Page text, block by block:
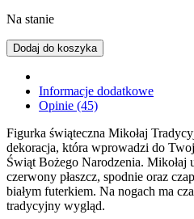
Na stanie
Dodaj do koszyka
Informacje dodatkowe
Opinie (45)
Figurka świąteczna Mikołaj
dekoracja, która wprowadzi do
Świąt Bożego Narodzenia. Mikołaj
czerwony płaszcz, spodnie oraz
białym futerkiem. Na nogach ma
tradycyjny wygląd.